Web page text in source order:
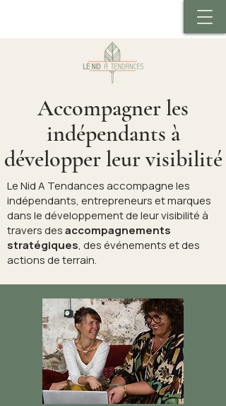
Accompagner les
indépendants à
développer leur visibilité
Le Nid A Tendances accompagne les
indépendants, entrepreneurs et marques
dans le développement de leur visibilité à
travers desaccompagnements
stratégiques, des événements et des
actions de terrain.